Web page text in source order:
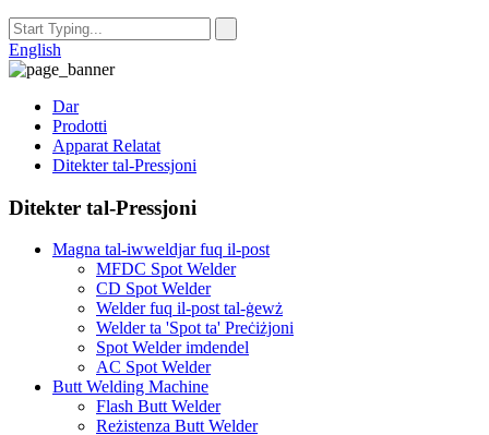
English
Dar
Prodotti
Apparat Relatat
Ditekter tal-Pressjoni
Ditekter tal-Pressjoni
Magna tal-iwweldjar fuq il-post
MFDC Spot Welder
CD Spot Welder
Welder fuq il-post tal-ġewż
Welder ta 'Spot ta' Preċiżjoni
Spot Welder imdendel
AC Spot Welder
Butt Welding Machine
Flash Butt Welder
Reżistenza Butt Welder